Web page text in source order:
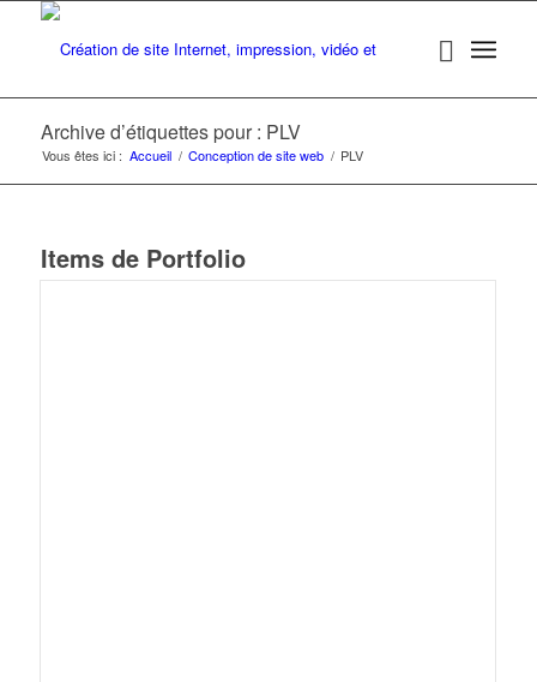
Archive d’étiquettes pour : PLV
Vous êtes ici : Accueil / Conception de site web / PLV
Items de Portfolio